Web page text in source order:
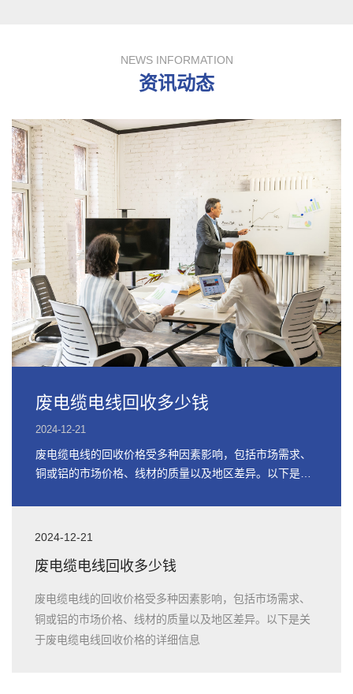
NEWS INFORMATION
资讯动态
废电缆电线回收多少钱
2024-12-21
废电缆电线的回收价格受多种因素影响，包括市场需求、
铜或铝的市场价格、线材的质量以及地区差异。以下是关
2024-12-21
废电缆电线回收多少钱
废电缆电线的回收价格受多种因素影响，包括市场需求、
铜或铝的市场价格、线材的质量以及地区差异。以下是关
于废电缆电线回收价格的详细信息